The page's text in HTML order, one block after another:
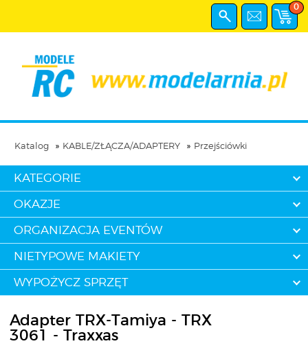
0
Katalog KABLE/ZŁĄCZA/ADAPTERY Przejściówki
KATEGORIE
OKAZJE
ORGANIZACJA EVENTÓW
NIETYPOWE MAKIETY
WYPOŻYCZ SPRZĘT
Adapter TRX-Tamiya - TRX
3061 - Traxxas